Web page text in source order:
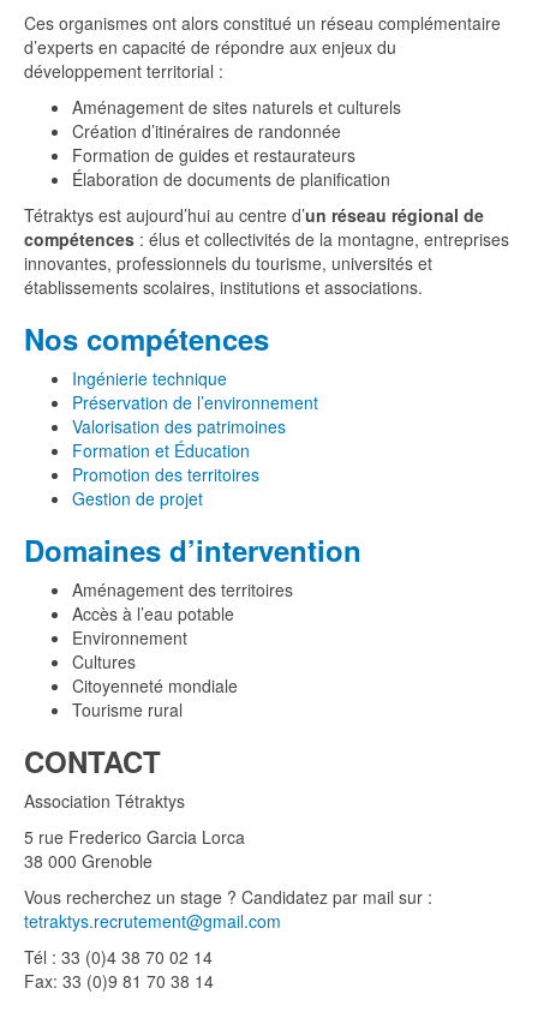
Ces organismes ont alors constitué un réseau complémentaire
d’experts en capacité de répondre aux enjeux du
développement territorial :
Aménagement de sites naturels et culturels
Création d’itinéraires de randonnée
Formation de guides et restaurateurs
Élaboration de documents de planification
Tétraktys est aujourd’hui au centre d’un réseau régional de
compétences : élus et collectivités de la montagne, entreprises
innovantes, professionnels du tourisme, universités et
établissements scolaires, institutions et associations.
Nos compétences
Ingénierie technique
Préservation de l’environnement
Valorisation des patrimoines
Formation et Éducation
Promotion des territoires
Gestion de projet
Domaines d’intervention
Aménagement des territoires
Accès à l’eau potable
Environnement
Cultures
Citoyenneté mondiale
Tourisme rural
CONTACT
Association Tétraktys
5 rue Frederico Garcia Lorca
38 000 Grenoble
Vous recherchez un stage ? Candidatez par mail sur :
tetraktys.recrutement@gmail.com
Tél : 33 (0)4 38 70 02 14
Fax: 33 (0)9 81 70 38 14